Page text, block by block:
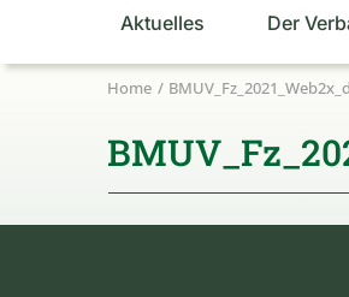
Aktuelles Der
Home